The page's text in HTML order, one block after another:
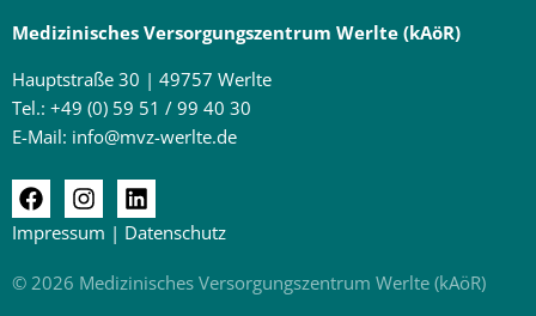
Medizinisches Versorgungszentrum Werlte (kAöR)
Hauptstraße 30 | 49757 Werlte
Tel.: +49 (0) 59 51 / 99 40 30
E-Mail: info@mvz-werlte.de
Impressum | Datenschutz
© 2026 Medizinisches Versorgungs­zentrum Werlte (kAöR)